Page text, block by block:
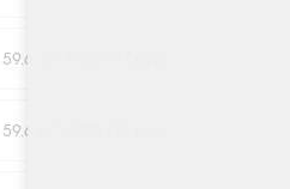
59.6 м
59.6 м